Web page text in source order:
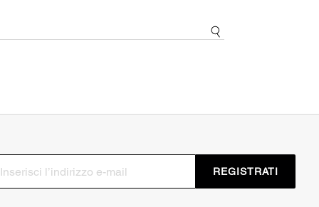
REGISTRATI